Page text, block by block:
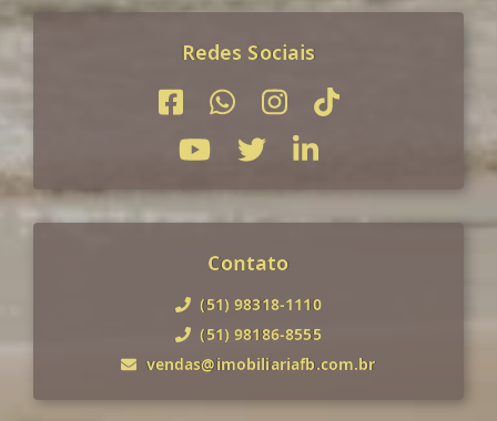
Redes Sociais
Contato
(51) 98318-1110
(51) 98186-8555
vendas@imobiliariafb.com.br